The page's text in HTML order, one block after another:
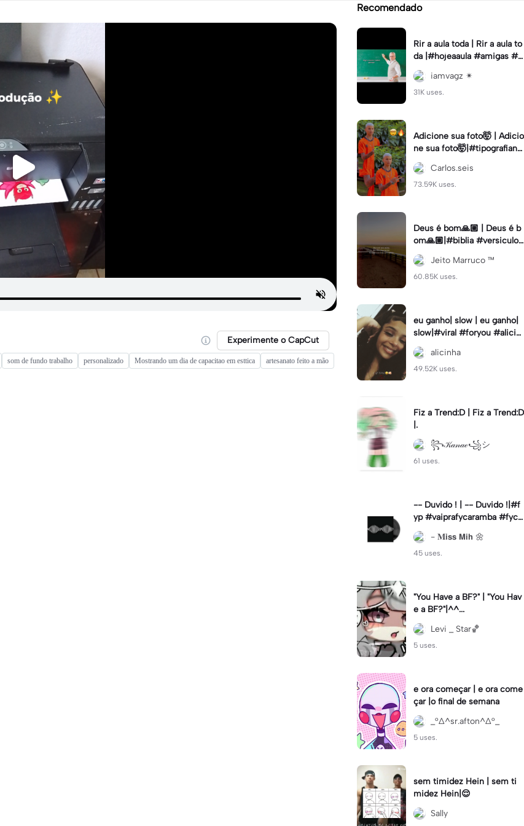
Experimente o CapCut
som de fundo trabalho personalizado Mostrando um dia de capacitao em esttica
artesanato feito a mão
Recomendado
Rir a aula toda | Rir a aula to
da |#hojeaaula #amigas #tr
endtikitok #melhoresamiga
s
iamvagz ✴︎
31K uses.
Adicione sua foto🤯 | Adicio
ne sua foto🤯|#tipografiano
va #status #tipografia
Carlos.seis
73.59K uses.
Deus é bom🙏🏼 | Deus é b
om🙏🏼|#biblia #versiculo
#cristao #agro #tipografia
#fy #fypJeito Marruco ™️
60.85K uses.
eu ganho| slow | eu ganho|
slow|#viral #foryou #alicin
ha #cameralenta #slow
alicinha
49.52K uses.
Fiz a Trend:D | Fiz a Trend:D
|.
꧂𝒦𝒶𝓃𝒶ℯ꧁シ
61 uses.
-- Duvido ! | -- Duvido !|#f
yp #vaiprafycaramba #fyca
pcut #viral
- 𝐌𝗶𝘀𝘀 𝗠𝗶𝗵 🌼
45 uses.
"You Have a BF?" | "You Hav
e a BF?"|^^...
Levi _ Star🏀
5 uses.
e ora começar | e ora come
çar |o final de semana
_°∆^sr.afton^∆°_
5 uses.
sem timidez Hein | sem ti
midez Hein|😌
Sally